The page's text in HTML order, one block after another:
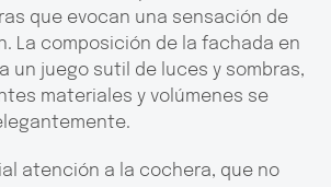
que evocan una sensación de
La composición de la fachada en
un juego sutil de luces y sombras,
materiales y volúmenes se
atención a la cochera, que no